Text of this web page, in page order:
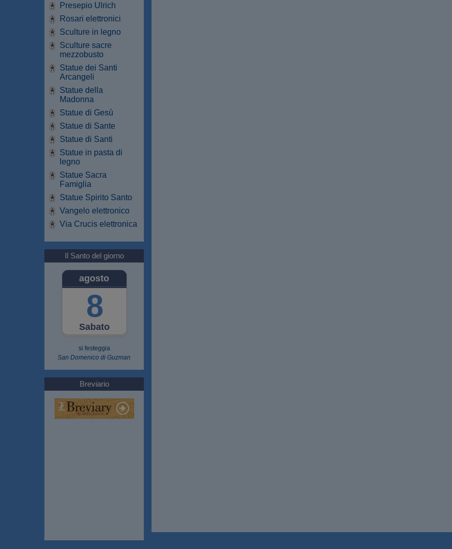
Presepio Ulrich
Rosari elettronici
Sculture in legno
Sculture sacre
mezzobusto
Statue dei Santi
Arcangeli
Statue della
Madonna
Statue di Gesù
Statue di Sante
Statue di Santi
Statue in pasta di
legno
Statue Sacra
Famiglia
Statue Spirito Santo
Vangelo elettronico
Via Crucis elettronica
Il Santo del giorno
Sabato
agosto
8
si festeggia
San Domenico di Guzman
Breviario